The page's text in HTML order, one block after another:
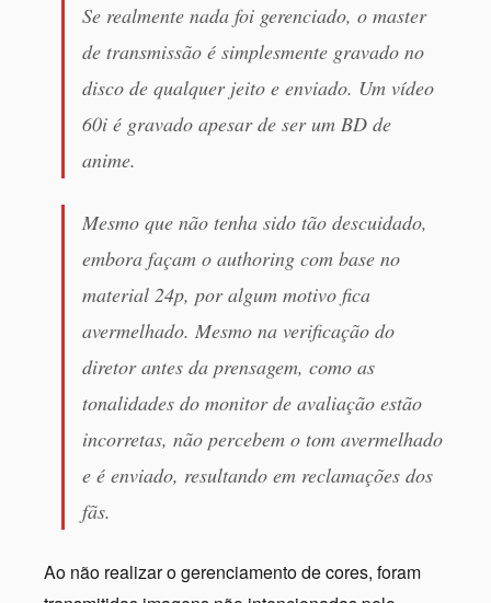
Se realmente nada foi gerenciado, o master
de transmissão é simplesmente gravado no
disco de qualquer jeito e enviado. Um vídeo
60i é gravado apesar de ser um BD de
anime.
Mesmo que não tenha sido tão descuidado,
embora façam o authoring com base no
material 24p, por algum motivo fica
avermelhado. Mesmo na verificação do
diretor antes da prensagem, como as
tonalidades do monitor de avaliação estão
incorretas, não percebem o tom avermelhado
e é enviado, resultando em reclamações dos
fãs.
Ao não realizar o gerenciamento de cores, foram